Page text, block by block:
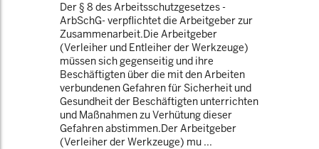
Der § 8 des Arbeitsschutzgesetzes -
ArbSchG- verpflichtet die Arbeitgeber zur
Zusammenarbeit.Die Arbeitgeber
(Verleiher und Entleiher der Werkzeuge)
müssen sich gegenseitig und ihre
Beschäftigten über die mit den Arbeiten
verbundenen Gefahren für Sicherheit und
Gesundheit der Beschäftigten unterrichten
und Maßnahmen zu Verhütung dieser
Gefahren abstimmen.Der Arbeitgeber
(Verleiher der Werkzeuge) mu ...